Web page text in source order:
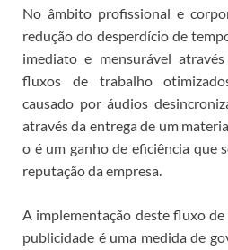
No âmbito profissional e
redução do desperdício de
imediato e mensurável
fluxos de trabalho
causado por áudios
através da entrega de um
o é um ganho de eficiência que
reputação da empresa.
A implementação deste fluxo
publicidade é uma medida de